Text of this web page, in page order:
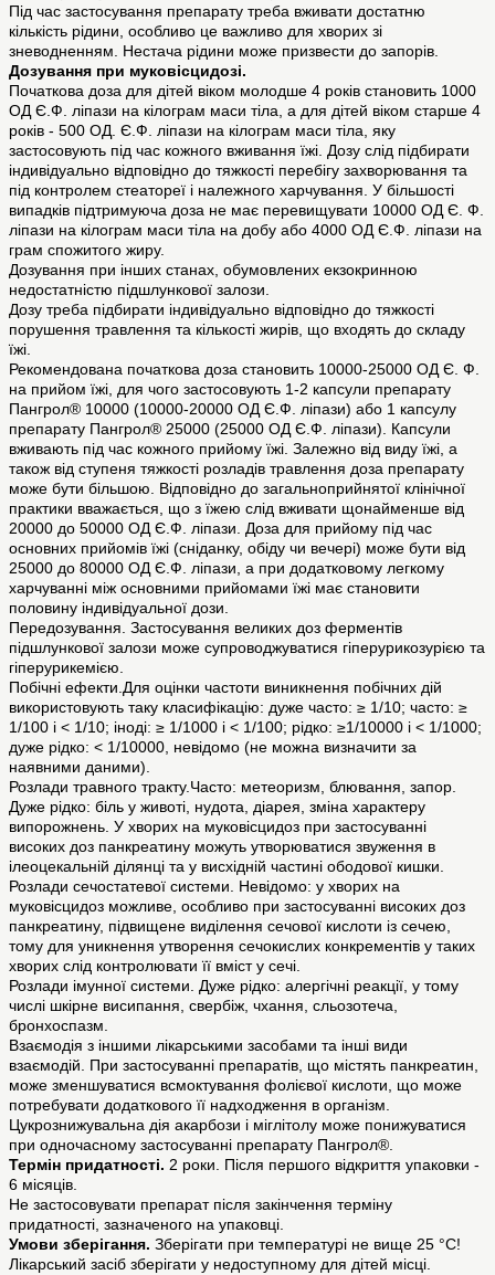
Під час застосування препарату треба вживати достатню
кількість рідини, особливо це важливо для хворих зі
зневодненням. Нестача рідини може призвести до запорів.
Дозування при муковісцидозі.
Початкова доза для дітей віком молодше 4 років становить 1000
ОД Є.Ф. ліпази на кілограм маси тіла, а для дітей віком старше 4
років - 500 ОД. Є.Ф. ліпази на кілограм маси тіла, яку
застосовують під час кожного вживання їжі. Дозу слід підбирати
індивідуально відповідно до тяжкості перебігу захворювання та
під контролем стеатореї і належного харчування. У більшості
випадків підтримуюча доза не має перевищувати 10000 ОД Є. Ф.
ліпази на кілограм маси тіла на добу або 4000 ОД Є.Ф. ліпази на
грам спожитого жиру.
Дозування при інших станах, обумовлених екзокринною
недостатністю підшлункової залози.
Дозу треба підбирати індивідуально відповідно до тяжкості
порушення травлення та кількості жирів, що входять до складу
їжі.
Рекомендована початкова доза становить 10000-25000 ОД Є. Ф.
на прийом їжі, для чого застосовують 1-2 капсули препарату
Пангрол® 10000 (10000-20000 ОД Є.Ф. ліпази) або 1 капсулу
препарату Пангрол® 25000 (25000 ОД Є.Ф. ліпази). Капсули
вживають під час кожного прийому їжі. Залежно від виду їжі, а
також від ступеня тяжкості розладів травлення доза препарату
може бути більшою. Відповідно до загальноприйнятої клінічної
практики вважається, що з їжею слід вживати щонайменше від
20000 до 50000 ОД Є.Ф. ліпази. Доза для прийому під час
основних прийомів їжі (сніданку, обіду чи вечері) може бути від
25000 до 80000 ОД Є.Ф. ліпази, а при додатковому легкому
харчуванні між основними прийомами їжі має становити
половину індивідуальної дози.
Передозування. Застосування великих доз ферментів
підшлункової залози може супроводжуватися гіперурикозурією та
гіперурикемією.
Побічні ефекти.Для оцінки частоти виникнення побічних дій
використовують таку класифікацію: дуже часто: ≥ 1/10; часто: ≥
1/100 і < 1/10; іноді: ≥ 1/1000 і < 1/100; рідко: ≥1/10000 і < 1/1000;
дуже рідко: < 1/10000, невідомо (не можна визначити за
наявними даними).
Розлади травного тракту.Часто: метеоризм, блювання, запор.
Дуже рідко: біль у животі, нудота, діарея, зміна характеру
випорожнень. У хворих на муковісцидоз при застосуванні
високих доз панкреатину можуть утворюватися звуження в
ілеоцекальній ділянці та у висхідній частині ободової кишки.
Розлади сечостатевої системи. Невідомо: у хворих на
муковісцидоз можливе, особливо при застосуванні високих доз
панкреатину, підвищене виділення сечової кислоти із сечею,
тому для уникнення утворення сечокислих конкрементів у таких
хворих слід контролювати її вміст у сечі.
Розлади імунної системи. Дуже рідко: алергічні реакції, у тому
числі шкірне висипання, свербіж, чхання, сльозотеча,
бронхоспазм.
Взаємодія з іншими лікарськими засобами та інші види
взаємодій. При застосуванні препаратів, що містять панкреатин,
може зменшуватися всмоктування фолієвої кислоти, що може
потребувати додаткового її надходження в організм.
Цукрознижувальна дія акарбози і міглітолу може понижуватися
при одночасному застосуванні препарату Пангрол®.
Термін придатності. 2 роки. Після першого відкриття упаковки -
6 місяців.
Не застосовувати препарат після закінчення терміну
придатності, зазначеного на упаковці.
Умови зберігання. Зберігати при температурі не вище 25 °С!
Лікарський засіб зберігати у недоступному для дітей місці.